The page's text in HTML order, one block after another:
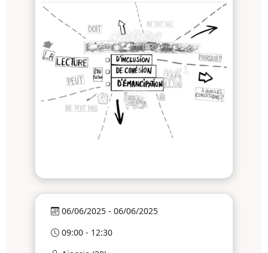
06/06/2025 - 06/06/2025
09:00 - 12:30